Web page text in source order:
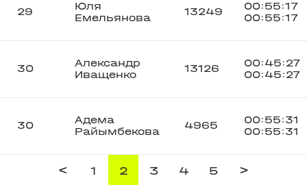
29
Юля
Емельянова
13249
00:55:17
00:55:17
30
Александр
Иващенко
13126
00:45:27
00:45:27
30
Адема
Райымбекова
4965
00:55:31
00:55:31
< 1 2 3 4 5 >